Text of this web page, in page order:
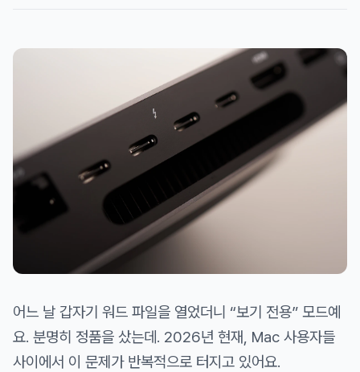
어느 날 갑자기 워드 파일을 열었더니 “보기 전용” 모드예
요. 분명히 정품을 샀는데. 2026년 현재, Mac 사용자들
사이에서 이 문제가 반복적으로 터지고 있어요.